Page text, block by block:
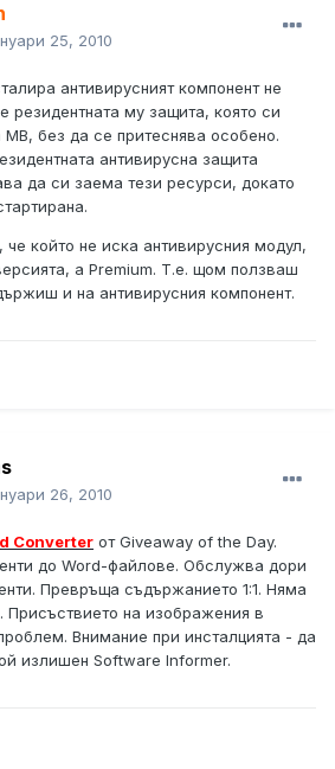
25, 2010
антивирусният компонент не
му защита, която си
без да се притеснява особено.
антивирусна защита
да си заема тези ресурси, докато
че който не иска антивирусния модул,
а Premium. Т.е. щом ползваш
и на антивирусния компонент.
26, 2010
Converter от Giveaway of the Day.
до Word-файлове. Обслужва дори
Превръща съдържанието 1:1. Няма
Присъствието на изображения в
Внимание при инсталцията - да
излишен Software Informer.